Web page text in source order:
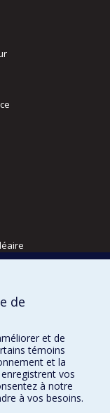
de
et de
témoins
et la
vos
à notre
à vos besoins.